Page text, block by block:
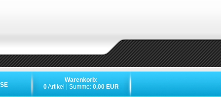
Warenkorb:
0Artikel | Summe: 0,00 EUR